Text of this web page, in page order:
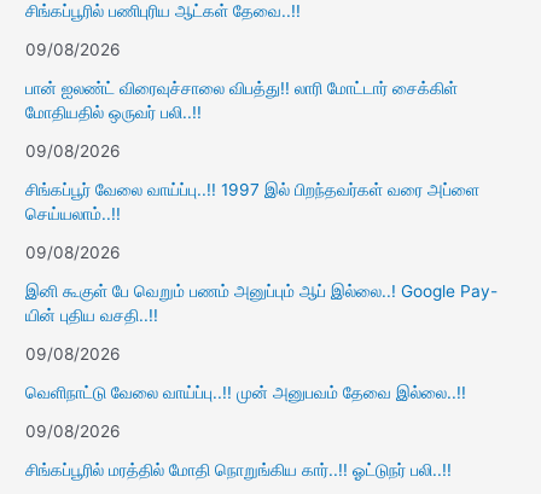
சிங்கப்பூரில் பணிபுரிய ஆட்கள் தேவை..!!
09/08/2026
பான் ஐலண்ட் விரைவுச்சாலை விபத்து!! லாரி மோட்டார் சைக்கிள்
மோதியதில் ஒருவர் பலி..!!
09/08/2026
சிங்கப்பூர் வேலை வாய்ப்பு..!! 1997 இல் பிறந்தவர்கள் வரை அப்ளை
செய்யலாம்..!!
09/08/2026
இனி கூகுள் பே வெறும் பணம் அனுப்பும் ஆப் இல்லை..! Google Pay-
யின் புதிய வசதி..!!
09/08/2026
வெளிநாட்டு வேலை வாய்ப்பு..!! முன் அனுபவம் தேவை இல்லை..!!
09/08/2026
சிங்கப்பூரில் மரத்தில் மோதி நொறுங்கிய கார்..!! ஓட்டுநர் பலி..!!